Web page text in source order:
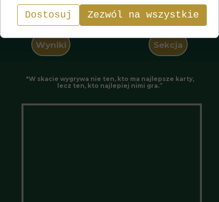
Wyniki Sekcja
"W skacie wygrywa nie ten, kto ma najlepsze karty,
lecz ten, kto najlepiej nimi gra.”
Dostosuj Zezwól na wszystkie